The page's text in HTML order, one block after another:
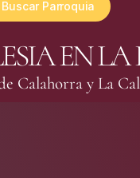
Buscar Parroquia
EN LA
Calahorra y La